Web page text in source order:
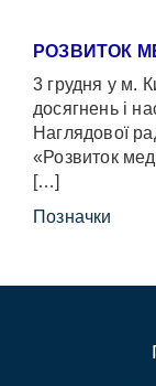
РОЗВИТОК
3 грудня у м.
досягнень і
Наглядової
«Розвиток
[…]
Позначки